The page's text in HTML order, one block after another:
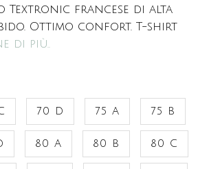
Textronic francese di alta
Ottimo confort. T-shirt
di più..
70 D 75 A 75 B
80 A 80 B 80 C